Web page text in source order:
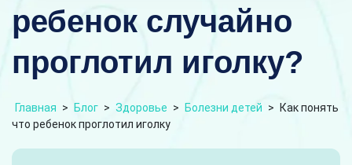
ребенок случайно
проглотил иголку?
Главная > Блог > Здоровье > Болезни детей >
Как понять
что ребенок проглотил иголку